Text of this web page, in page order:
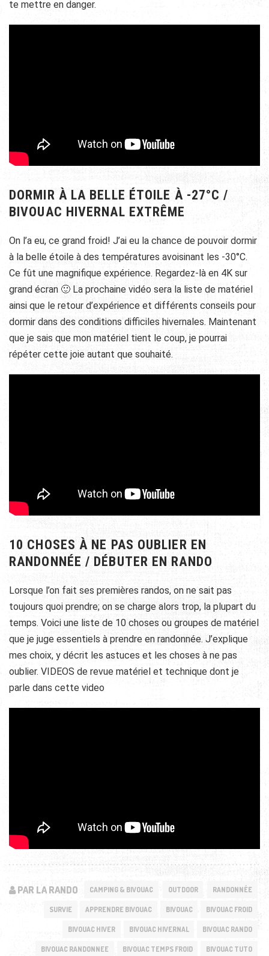
te mettre en danger.
DORMIR À LA BELLE ÉTOILE À -27°C /
BIVOUAC HIVERNAL EXTRÊME
On l’a eu, ce grand froid! J’ai eu la chance de pouvoir dormir
à la belle étoile à des températures avoisinant les -30°C.
Ce fût une magnifique expérience. Regardez-là en 4K sur
grand écran 🙂 La prochaine vidéo sera la liste de matériel
ainsi que le retour d’expérience et différents conseils pour
dormir dans des conditions difficiles hivernales. Maintenant
que je sais que mon matériel tient le coup, je pourrai
répéter cette joie autant que souhaité.
10 CHOSES À NE PAS OUBLIER EN
RANDONNÉE / DÉBUTER EN RANDO
Lorsque l’on fait ses premières randos, on ne sait pas
toujours quoi prendre; on se charge alors trop, la plupart du
temps. Voici une liste de 10 choses ou groupes de matériel
que je juge essentiels à prendre en randonnée. J’explique
mes choix, y décrit les astuces et les choses à ne pas
oublier. VIDEOS de revue matériel et technique dont je
parle dans cette video
PAR LA RANDO CAMPING & BIVOUAC OUTDOOR RANDONNÉE
SURVIE APPRENDRE BIVOUAC BIVOUAC BIVOUAC FROID
BIVOUAC HIVER BIVOUAC HIVERNAL BIVOUAC RANDO
BIVOUAC RANDONNEE BIVOUAC TEMPS FROID BIVOUAC TUTO